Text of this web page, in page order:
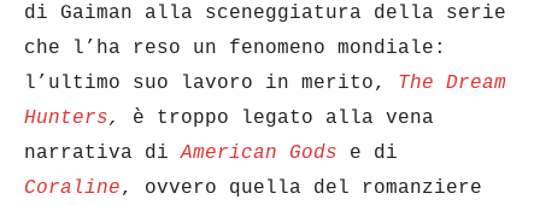
di Gaiman alla sceneggiatura della serie
che l’ha reso un fenomeno mondiale:
l’ultimo suo lavoro in merito, The Dream
Hunters,
è troppo legato alla vena
narrativa diAmerican Gods e di
Coraline, ovvero quella del romanziere